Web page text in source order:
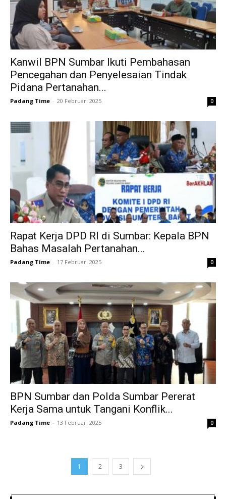
Kanwil BPN Sumbar Ikuti Pembahasan
Pencegahan dan Penyelesaian Tindak
Pidana Pertanahan...
Padang Time - 20 Februari 2025 0
Rapat Kerja DPD RI di Sumbar: Kepala BPN
Bahas Masalah Pertanahan...
Padang Time - 17 Februari 2025 0
BPN Sumbar dan Polda Sumbar Pererat
Kerja Sama untuk Tangani Konflik...
Padang Time - 13 Februari 2025 0
1 2 3